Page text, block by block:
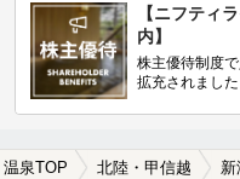
【ニフティ
内】
株主優待制度
拡充されました
温泉TOP 北陸・甲信越 新